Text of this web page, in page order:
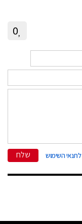
0
לתנאי השימוש שלח